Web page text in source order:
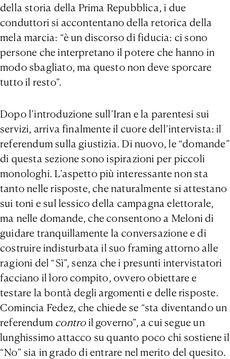
della storia della Prima Repubblica, i due
conduttori si accontentano della retorica della
mela marcia: “è un discorso di fiducia: ci sono
persone che interpretano il potere che hanno in
modo sbagliato, ma questo non deve sporcare
tutto il resto”.
Dopo l’introduzione sull’Iran e la parentesi sui
servizi, arriva finalmente il cuore dell’intervista: il
referendum sulla giustizia. Di nuovo, le “domande”
di questa sezione sono ispirazioni per piccoli
monologhi. L’aspetto più interessante non sta
tanto nelle risposte, che naturalmente si attestano
sui toni e sul lessico della campagna elettorale,
ma nelle domande, che consentono a Meloni di
guidare tranquillamente la conversazione e di
costruire indisturbata il suo framing attorno alle
ragioni del “Sì”, senza che i presunti intervistatori
facciano il loro compito, ovvero obiettare e
testare la bontà degli argomenti e delle risposte.
Comincia Fedez, che chiede se “sta diventando un
referendum contro il governo”, a cui segue un
lunghissimo attacco su quanto poco chi sostiene il
“No” sia in grado di entrare nel merito del quesito.